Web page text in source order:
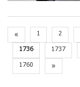
« 1 2
1736
1737
1760
»